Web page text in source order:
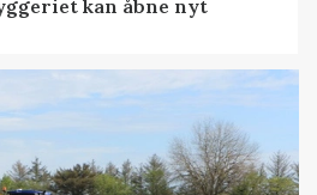
kan åbne nyt